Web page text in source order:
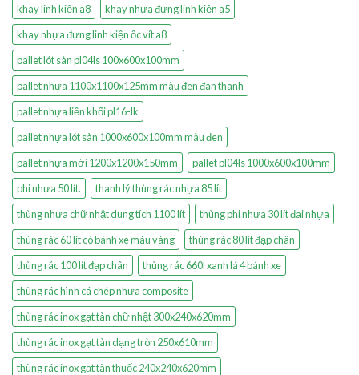
khay linh kiện a8
khay nhựa đựng linh kiện a5
khay nhựa đựng linh kiện ốc vít a8
pallet lót sàn pl04ls 100x600x100mm
pallet nhựa 1100x1100x125mm màu đen đan thanh
pallet nhựa liền khối pl16-lk
pallet nhựa lót sàn 1000x600x100mm màu đen
pallet nhựa mới 1200x1200x150mm
pallet pl04ls 1000x600x100mm
phi nhựa 50 lít.
thanh lý thùng rác nhựa 85 lít
thùng nhựa chữ nhật dung tích 1100 lít
thùng phi nhựa 30 lít đai nhựa
thùng rác 60 lít có bánh xe màu vàng
thùng rác 80 lít đạp chân
thùng rác 100 lít đạp chân
thùng rác 660l xanh lá 4 bánh xe
thùng rác hình cá chép nhựa composite
thùng rác inox gạt tàn chữ nhật 300x240x620mm
thùng rác inox gạt tàn dạng tròn 250x610mm
thùng rác inox gạt tàn thuốc 240x240x620mm